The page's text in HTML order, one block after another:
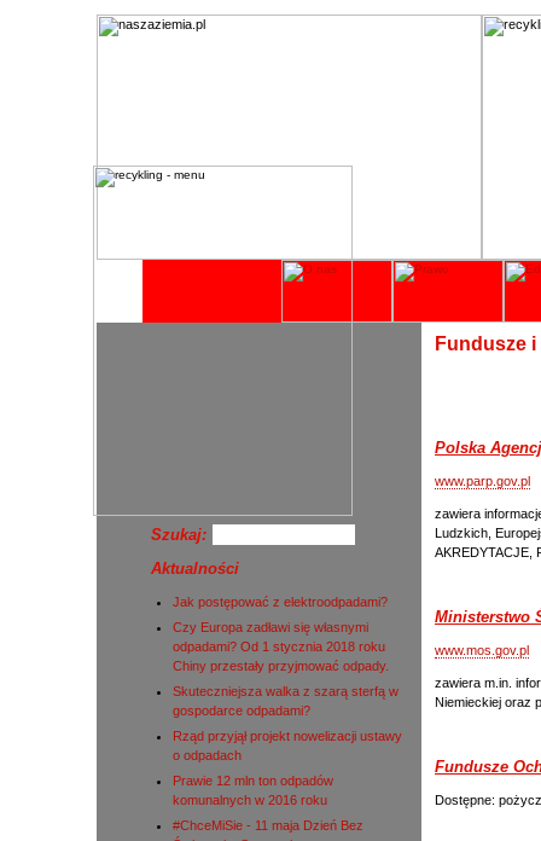
Szukaj:
Aktualności
Jak postępować z elektroodpadami?
Czy Europa zadławi się własnymi
odpadami? Od 1 stycznia 2018 roku
Chiny przestały przyjmować odpady.
Skuteczniejsza walka z szarą sterfą w
gospodarce odpadami?
Rząd przyjął projekt nowelizacji ustawy
o odpadach
Prawie 12 mln ton odpadów
komunalnych w 2016 roku
#ChceMiSie - 11 maja Dzień Bez
Fundusze
Polska
www.parp.gov.pl
zawiera
Ludzkich,
AKREDYTACJE,
Ministerstwo
www.mos.gov.pl
zawiera m.in.
Niemieckiej oraz
Fundusze
Dostępne: